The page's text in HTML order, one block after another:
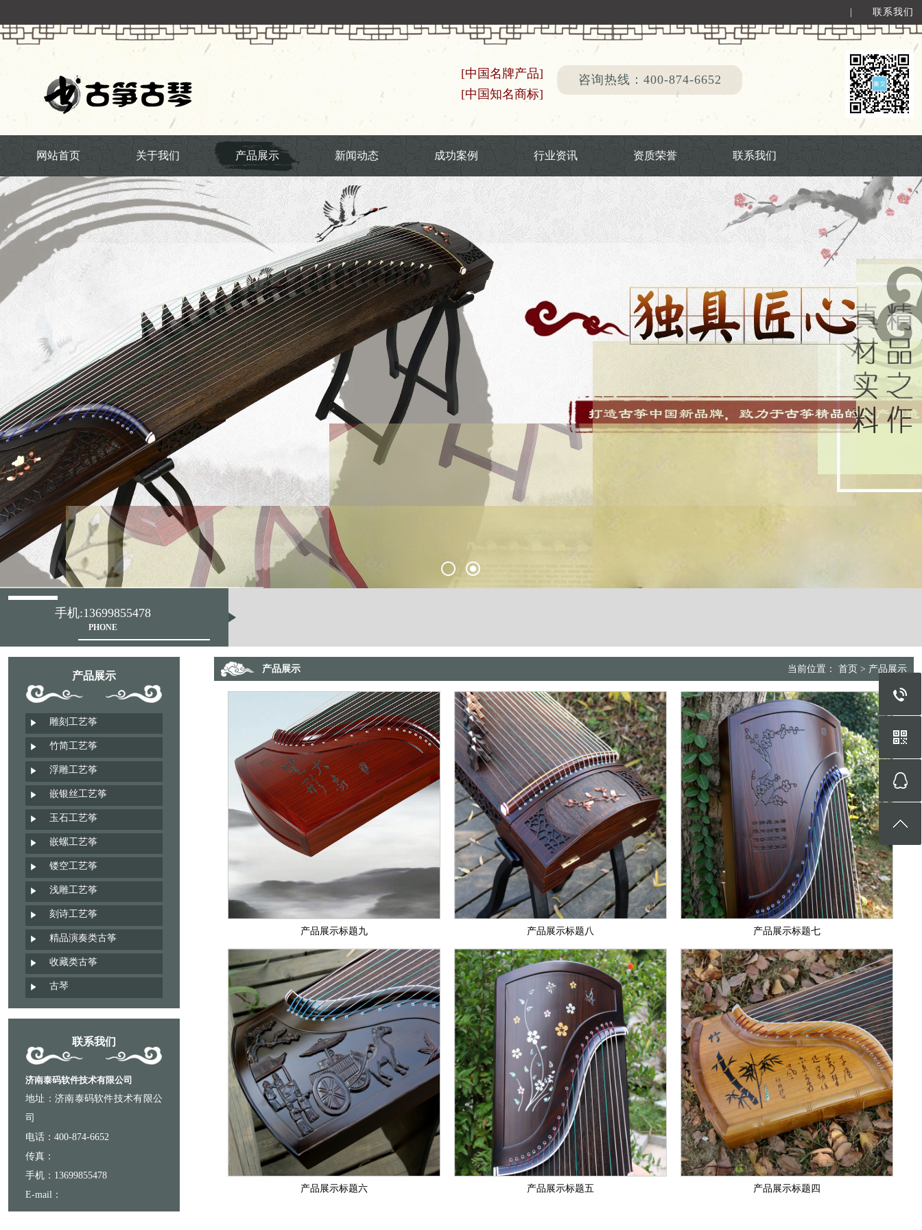
联系我们
[中国名牌产品]
[中国知名商标]
咨询热线：400-874-6652
网站首页 关于我们 产品展示 新闻动态 成功案例 行业资讯 资质荣誉 联系我们
手机:13699855478
PHONE
产品展示
雕刻工艺筝
竹简工艺筝
浮雕工艺筝
嵌银丝工艺筝
玉石工艺筝
嵌螺工艺筝
镂空工艺筝
浅雕工艺筝
刻诗工艺筝
精品演奏类古筝
收藏类古筝
古琴
联系我们
济南泰码软件技术有限公司
地址：济南泰码软件技术有限公
司
电话：400-874-6652
传真：
手机：13699855478
E-mail：
当前位置： 首页 > 产品展示
产品展示
产品展示标题九 产品展示标题八 产品展示标题七
产品展示标题六 产品展示标题五 产品展示标题四